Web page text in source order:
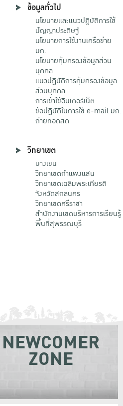
ข้อมูลทั่วไป
นโยบายและแนวปฏิบัติการใช้
ปัญญาประดิษฐ์
นโยบายการใช้งานเครือข่าย
มก.
นโยบายคุ้มครองข้อมูลส่วน
บุคคล
แนวปฏิบัติการคุ้มครองข้อมูล
ส่วนบุคคล
การเข้าใช้อินเตอร์เน็ต
ข้อปฏิบัติในการใช้ e-mail มก.
ถ่ายทอดสด
วิทยาเขต
บางเขน
วิทยาเขตกําแพงแสน
วิทยาเขตเฉลิมพระเกียรติ
จังหวัดสกลนคร
วิทยาเขตศรีราชา
สำนักงานเขตบริหารการเรียนรู้
พื้นที่สุพรรณบุรี
NEWCOMER
ZONE